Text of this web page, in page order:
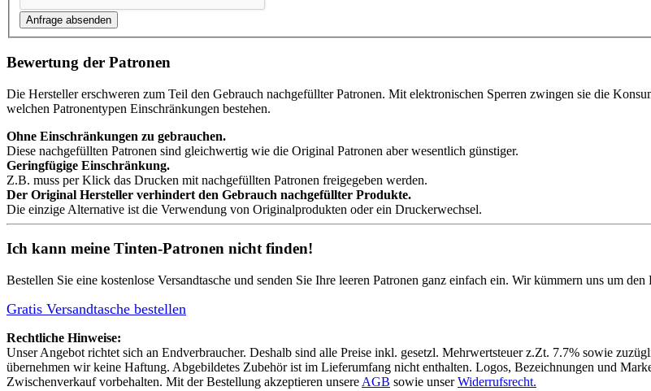
Bewertung der Patronen
Die Hersteller erschweren zum Teil den Gebrauch nachgefüllter Patronen. Mit elektronischen Sperren zwingen sie die
welchen Patronentypen Einschränkungen bestehen.
Ohne Einschränkungen zu gebrauchen.
Diese nachgefüllten Patronen sind gleichwertig wie die Original Patronen aber wesentlich günstiger.
Geringfügige Einschränkung.
Z.B. muss per Klick das Drucken mit nachgefüllten Patronen freigegeben werden.
Der Original Hersteller verhindert den Gebrauch nachgefüllter Produkte.
Die einzige Alternative ist die Verwendung von Originalprodukten oder ein Druckerwechsel.
Ich kann meine Tinten-Patronen nicht finden!
Bestellen Sie eine kostenlose Versandtasche und senden Sie Ihre leeren Patronen ganz einfach ein. Wir kümmern uns um
Gratis Versandtasche bestellen
Rechtliche Hinweise:
Unser Angebot richtet sich an Endverbraucher. Deshalb sind alle Preise inkl. gesetzl. Mehrwertsteuer z.Zt. 7.7% sowie
übernehmen wir keine Haftung. Abgebildetes Zubehör ist im Lieferumfang nicht enthalten. Logos, Bezeichnungen und
Zwischenverkauf vorbehalten. Mit der Bestellung akzeptieren unsere AGB sowie unserWiderrufsrecht.